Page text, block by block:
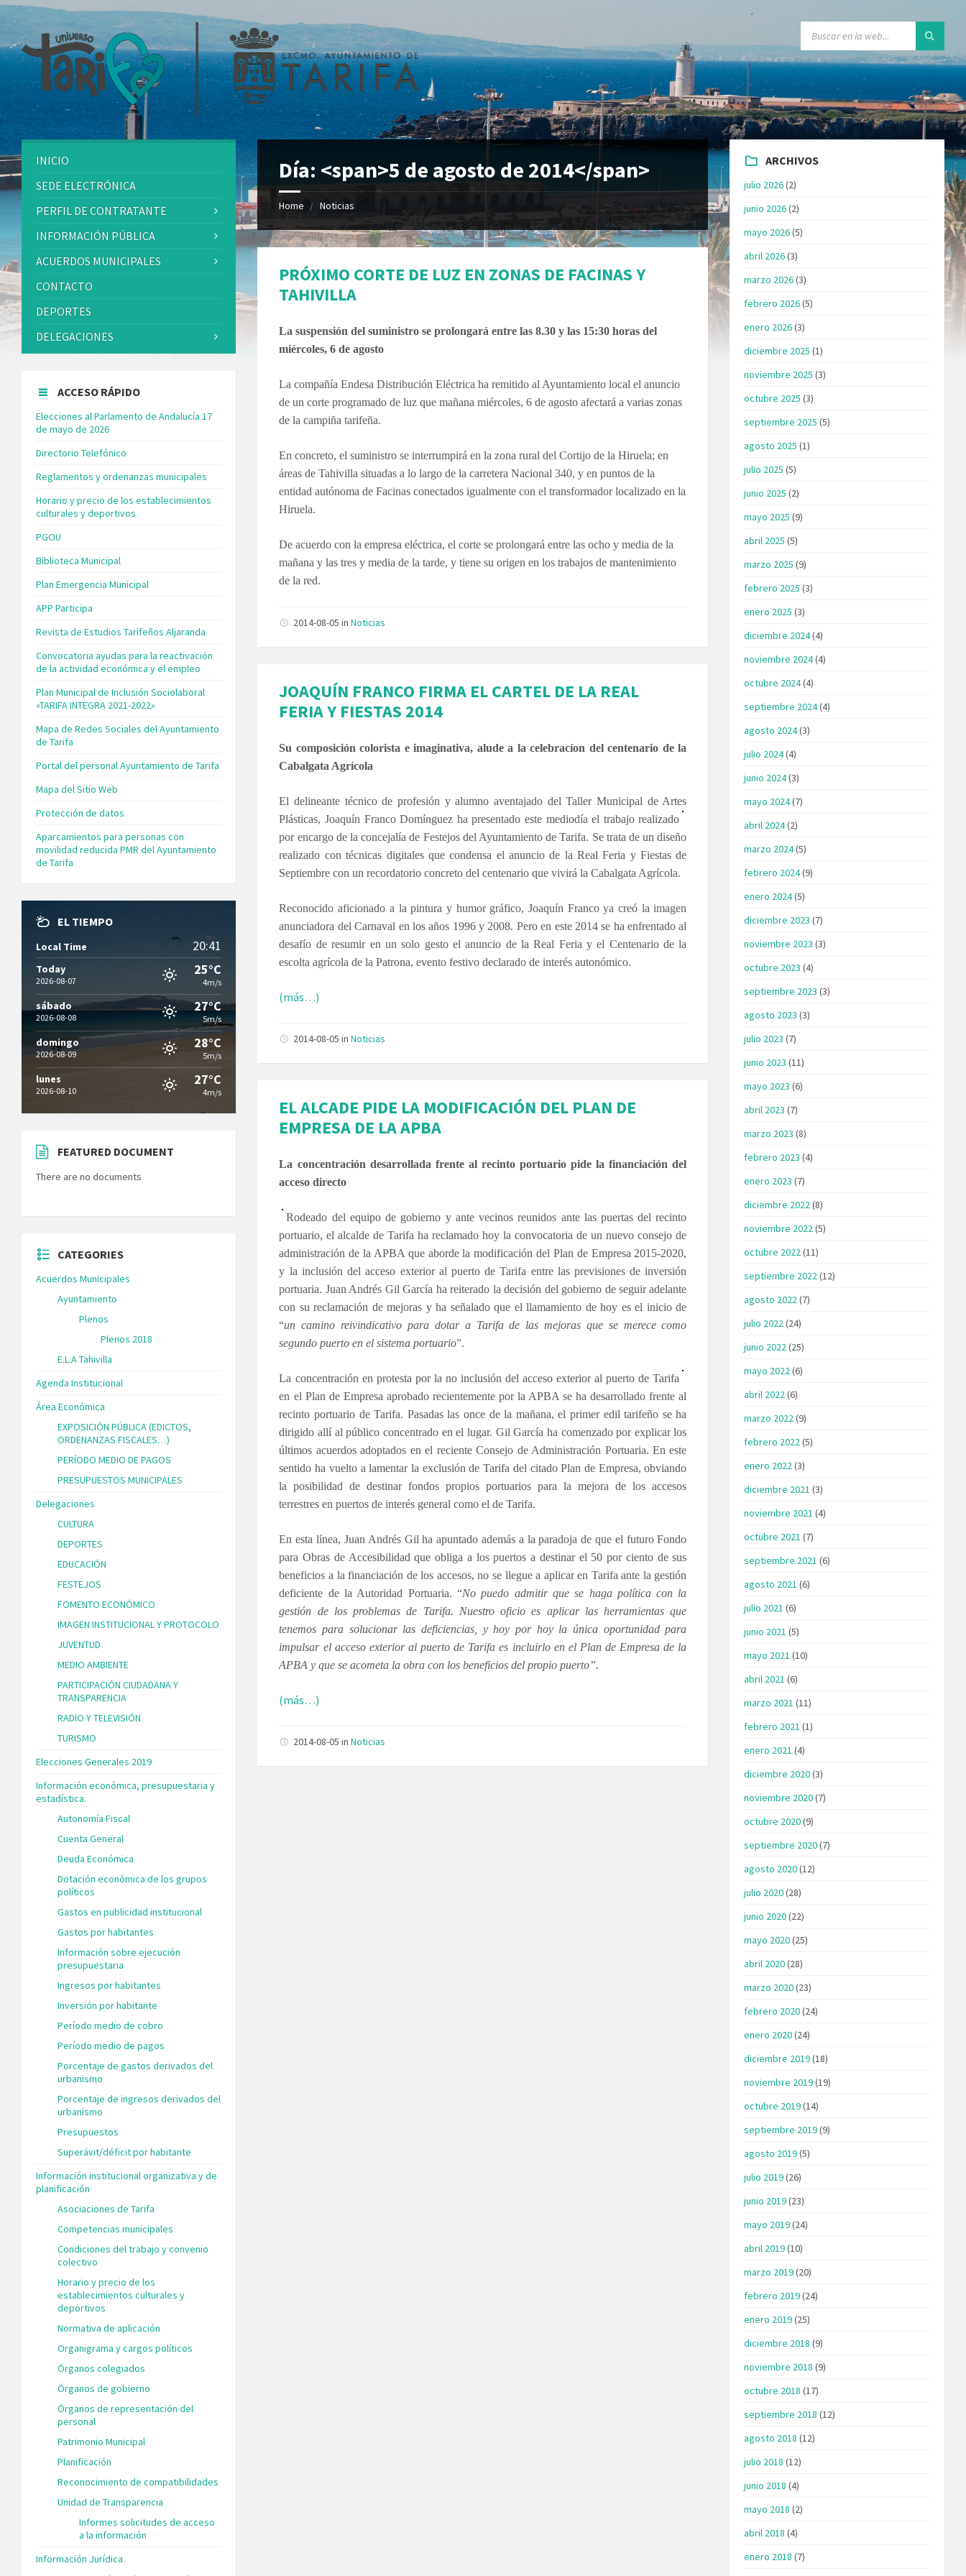
Día: <span>5 de agosto de 2014</span>
Home Noticias
PRÓXIMO CORTE DE LUZ EN ZONAS DE FACINAS Y
TAHIVILLA
La suspensión del suministro se prolongará entre las 8.30 y las 15:30 horas del
miércoles, 6 de agosto
La compañía Endesa Distribución Eléctrica ha remitido al Ayuntamiento local el anuncio
de un corte programado de luz que mañana miércoles, 6 de agosto afectará a varias zonas
de la campiña tarifeña.
En concreto, el suministro se interrumpirá en la zona rural del Cortijo de la Hiruela; en
áreas de Tahivilla situadas a lo largo de la carretera Nacional 340, y en puntos de la
entidad autónoma de Facinas conectados igualmente con el transformador localizado en la
Hiruela.
De acuerdo con la empresa eléctrica, el corte se prolongará entre las ocho y media de la
mañana y las tres y media de la tarde, y tiene su origen en los trabajos de mantenimiento
de la red.
2014-08-05inNoticias
JOAQUÍN FRANCO FIRMA EL CARTEL DE LA REAL
FERIA Y FIESTAS 2014
Su composición colorista e imaginativa, alude a la celebracíon del centenario de la
Cabalgata Agrícola
El delineante técnico de profesión y alumno aventajado del Taller Municipal de Artes
Plásticas, Joaquín FrancoDomínguez ha presentado este mediodía el trabajo realizado
por encargo de la concejalía de Festejos del Ayuntamiento de Tarifa. Se trata de un diseño
realizado con técnicas digitales que condensa el anuncio de la Real Feria y Fiestas de
Septiembre con un recordatorio concreto del centenario que vivirá la Cabalgata Agrícola.
Reconocido aficionado a la pintura y humor gráfico, Joaquín Franco ya creó la imagen
anunciadora del Carnaval en los años 1996 y 2008. Pero en este 2014 se ha enfrentado al
desafío de resumir en un solo gesto el anuncio de la Real Feria y el Centenario de la
escolta agrícola de la Patrona, evento festivo declarado de interés autonómico.
(más…)
2014-08-05inNoticias
EL ALCADE PIDE LA MODIFICACIÓN DEL PLAN DE
EMPRESA DE LA APBA
La concentración desarrollada frente al recinto portuario pide la financiación del
acceso directo
Rodeado del equipo de gobierno y ante vecinos reunidos ante las puertas del recinto
portuario, el alcalde de Tarifa ha reclamado hoy la convocatoria de un nuevo consejo de
administración de la APBA que aborde la modificación del Plan de Empresa 2015-2020,
y la inclusión del acceso exterior al puerto de Tarifa entre las previsiones de inversión
portuaria. Juan Andrés Gil García ha reiterado la decisión del gobierno de seguir adelante
con su reclamación de mejoras y ha señalado que el llamamiento de hoy es el inicio de
“un camino reivindicativo para dotar a Tarifa de las mejoras que se merece como
segundo puerto en el sistema portuario”.
La concentración en protesta por la no inclusión del acceso exterior al puertode Tarifa
en el Plan de Empresa aprobado recientemente por la APBA se ha desarrollado frente al
recinto portuario de Tarifa. Pasadas las once de la mañana, el primer edil tarifeño se ha
dirigido allí al público concentrado en el lugar. Gil García ha comenzado por explicar los
últimos acuerdos adoptados en el reciente Consejo de Administración Portuaria. En este
sentido ha vuelto a lamentar la exclusión de Tarifa del citado Plan de Empresa, obviando
la posibilidad de destinar fondos propios portuarios para la mejora de los accesos
terrestres en puertos de interés general como el de Tarifa.
En esta línea, Juan Andrés Gil ha apuntado además a la paradoja de que el futuro Fondo
para Obras de Accesibilidad que obliga a los puertos a destinar el 50 por ciento de sus
beneficios a la financiación de los accesos, no se llegue a aplicar en Tarifa ante la gestión
deficiente de la Autoridad Portuaria. “No puedo admitir que se haga política con la
gestión de los problemas de Tarifa. Nuestro oficio es aplicar las herramientas que
tenemos para solucionar las deficiencias, y hoy por hoy la única oportunidad para
impulsar el acceso exterior al puerto de Tarifa es incluirlo en el Plan de Empresa de la
APBA y que se acometa la obra con los beneficios del propio puerto”.
(más…)
2014-08-05inNoticias
INICIO
SEDE ELECTRÓNICA
PERFIL DE CONTRATANTE
INFORMACIÓN PÚBLICA
ACUERDOS MUNICIPALES
CONTACTO
DEPORTES
DELEGACIONES
ACCESO RÁPIDO
Elecciones al Parlamento de Andalucía 17
de mayo de 2026
Directorio Telefónico
Reglamentos y ordenanzas municipales
Horario y precio de los establecimientos
culturales y deportivos
PGOU
Biblioteca Municipal
Plan Emergencia Municipal
APP Participa
Revista de Estudios Tarifeños Aljaranda
Convocatoria ayudas para la reactivación
de la actividad económica y el empleo
Plan Municipal de Inclusión Sociolaboral
«TARIFA INTEGRA 2021-2022»
Mapa de Redes Sociales del Ayuntamiento
de Tarifa
Portal del personal Ayuntamiento de Tarifa
Mapa del Sitio Web
Protección de datos
Aparcamientos para personas con
movilidad reducida PMR del Ayuntamiento
de Tarifa
EL TIEMPO
Local Time 20:41
Today
2026-08-07
25°C
4m/s
sábado
2026-08-08
27°C
5m/s
domingo
2026-08-09
28°C
5m/s
lunes
2026-08-10
27°C
4m/s
FEATURED DOCUMENT
There are no documents
CATEGORIES
Acuerdos Municipales
Ayuntamiento
Plenos
Plenos 2018
E.L.A Tahivilla
Agenda Institucional
Área Económica
EXPOSICIÓN PÚBLICA (EDICTOS,
ORDENANZAS FISCALES…)
PERÍODO MEDIO DE PAGOS
PRESUPUESTOS MUNICIPALES
Delegaciones
CULTURA
DEPORTES
EDUCACIÓN
FESTEJOS
FOMENTO ECONÓMICO
IMAGEN INSTITUCIONAL Y PROTOCOLO
JUVENTUD
MEDIO AMBIENTE
PARTICIPACIÓN CIUDADANA Y
TRANSPARENCIA
RADIO Y TELEVISIÓN
TURISMO
Elecciones Generales 2019
Información económica, presupuestaria y
estadística.
Autonomía Fiscal
Cuenta General
Deuda Económica
Dotación económica de los grupos
políticos
Gastos en publicidad institucional
Gastos por habitantes
Información sobre ejecución
presupuestaria
Ingresos por habitantes
Inversión por habitante
Período medio de cobro
Período medio de pagos
Porcentaje de gastos derivados del
urbanismo
Porcentaje de ingresos derivados del
urbanismo
Presupuestos
Superávit/déficit por habitante
Información institucional organizativa y de
planificación
Asociaciones de Tarifa
Competencias municipales
Condiciones del trabajo y convenio
colectivo
Horario y precio de los
establecimientos culturales y
deportivos
Normativa de aplicación
Organigrama y cargos políticos
Órganos colegiados
Órganos de gobierno
Órganos de representación del
personal
Patrimonio Municipal
Planificación
Reconocimiento de compatibilidades
Unidad de Transparencia
Informes solicitudes de acceso
a la información
Información Jurídica
ARCHIVOS
julio 2026(2)
junio 2026(2)
mayo 2026(5)
abril 2026(3)
marzo 2026(3)
febrero 2026(5)
enero 2026(3)
diciembre 2025 (1)
noviembre 2025 (3)
octubre 2025 (3)
septiembre 2025 (5)
agosto 2025 (1)
julio 2025 (5)
junio 2025 (2)
mayo 2025 (9)
abril 2025 (5)
marzo 2025 (9)
febrero 2025 (3)
enero 2025 (3)
diciembre 2024(4)
noviembre 2024(4)
octubre 2024(4)
septiembre 2024(4)
agosto 2024(3)
julio 2024(4)
junio 2024(3)
mayo 2024(7)
abril 2024(2)
marzo 2024(5)
febrero 2024(9)
enero 2024(5)
diciembre 2023 (7)
noviembre 2023 (3)
octubre 2023 (4)
septiembre 2023 (3)
agosto 2023 (3)
julio 2023 (7)
junio 2023 (11)
mayo 2023 (6)
abril 2023 (7)
marzo 2023 (8)
febrero 2023 (4)
enero 2023 (7)
diciembre 2022 (8)
noviembre 2022 (5)
octubre 2022 (11)
septiembre 2022 (12)
agosto 2022 (7)
julio 2022 (24)
junio 2022 (25)
mayo 2022 (6)
abril 2022 (6)
marzo 2022 (9)
febrero 2022 (5)
enero 2022 (3)
diciembre 2021 (3)
noviembre 2021 (4)
octubre 2021 (7)
septiembre 2021 (6)
agosto 2021 (6)
julio 2021 (6)
junio 2021 (5)
mayo 2021 (10)
abril 2021 (6)
marzo 2021 (11)
febrero 2021 (1)
enero 2021 (4)
diciembre 2020(3)
noviembre 2020(7)
octubre 2020(9)
septiembre 2020(7)
agosto 2020(12)
julio 2020(28)
junio 2020(22)
mayo 2020(25)
abril 2020(28)
marzo 2020(23)
febrero 2020(24)
enero 2020(24)
diciembre 2019(18)
noviembre 2019(19)
octubre 2019(14)
septiembre 2019(9)
agosto 2019(5)
julio 2019(26)
junio 2019(23)
mayo 2019(24)
abril 2019(10)
marzo 2019(20)
febrero 2019(24)
enero 2019(25)
diciembre 2018 (9)
noviembre 2018 (9)
octubre 2018 (17)
septiembre 2018 (12)
agosto 2018 (12)
julio 2018 (12)
junio 2018 (4)
mayo 2018 (2)
abril 2018 (4)
enero 2018 (7)